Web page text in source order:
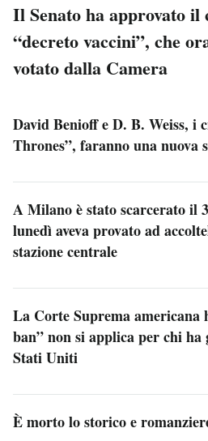
Il Senato ha approvato il
“decreto vaccini”, che
votato dalla Camera
David Benioff e D. B. Weiss, i
Thrones”, faranno una nuova
A Milano è stato scarcerato il
lunedì aveva provato ad
stazione centrale
La Corte Suprema americana
ban” non si applica per chi
Stati Uniti
È morto lo storico e